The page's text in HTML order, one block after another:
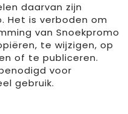
daarvan zijn
Het is verboden om
van Snoekpromo
te wijzigen, op
of te publiceren.
voor
gebruik.